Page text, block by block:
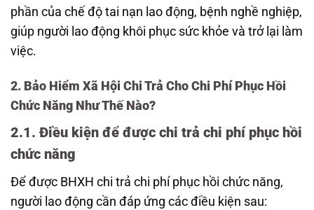
phần của chế độ tai nạn lao động, bệnh nghề nghiệp,
giúp người lao động khôi phục sức khỏe và trở lại làm
việc.
2. Bảo Hiểm Xã Hội Chi Trả Cho Chi Phí Phục Hồi
Chức Năng Như Thế Nào?
2.1. Điều kiện để được chi trả chi phí phục hồi
chức năng
Để được BHXH chi trả chi phí phục hồi chức năng,
người lao động cần đáp ứng các điều kiện sau: